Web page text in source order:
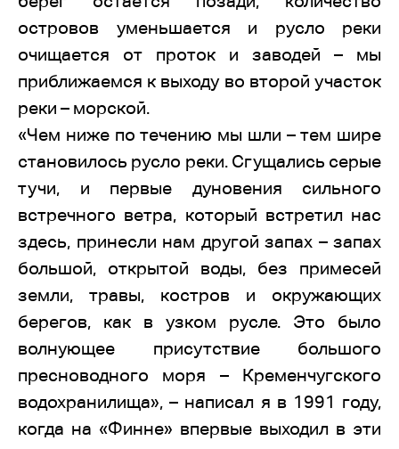
островов уменьшается и русло реки
очищается от проток и заводей – мы
приближаемся к выходу во второй участок
реки – морской.
«Чем ниже по течению мы шли – тем шире
становилось русло реки. Сгущались серые
тучи, и первые дуновения сильного
встречного ветра, который встретил нас
здесь, принесли нам другой запах – запах
большой, открытой воды, без примесей
земли, травы, костров и окружающих
берегов, как в узком русле. Это было
волнующее присутствие большого
пресноводного моря – Кременчугского
водохранилища», – написал я в 1991 году,
когда на «Финне» впервые выходил в эти